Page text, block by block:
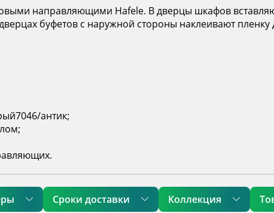
направляющими Hafele. В дверцы шкафов
буфетов с наружной стороны наклеивают
антик;
Сроки доставки Коллекция